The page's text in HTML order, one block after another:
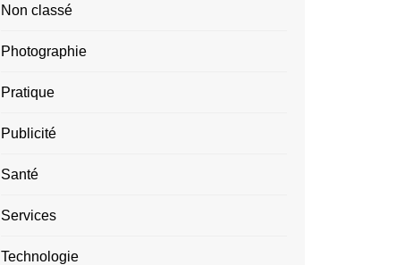
Non classé
Photographie
Pratique
Publicité
Santé
Services
Technologie